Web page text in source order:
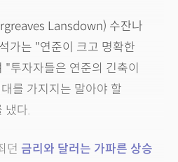
Lansdown) 수잔나
가는 "연준이 크고 명확한
투자자들은 연준의 긴축이
를 가지지는 말아야 할
냈다.
던 금리와 달러는 가파른 상승